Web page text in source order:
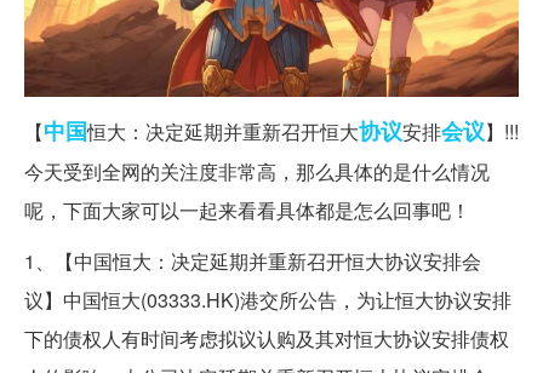
【中国恒大：决定延期并重新召开恒大协议安排会议】!!!
今天受到全网的关注度非常高，那么具体的是什么情况
呢，下面大家可以一起来看看具体都是怎么回事吧！
1、【中国恒大：决定延期并重新召开恒大协议安排会
议】中国恒大(03333.HK)港交所公告，为让恒大协议安排
下的债权人有时间考虑拟议认购及其对恒大协议安排债权